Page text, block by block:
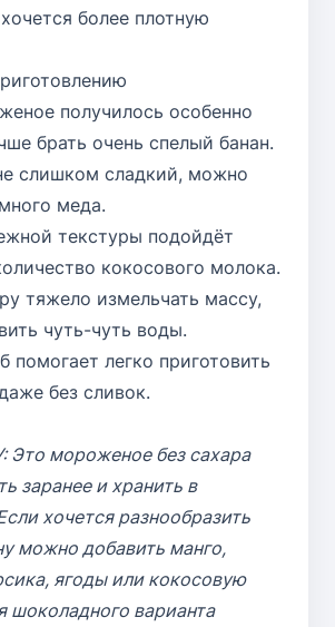
более плотную
получилось особенно
брать очень спелый банан.
слишком сладкий, можно
меда.
текстуры подойдёт
кокосового молока.
тяжело измельчать массу,
чуть-чуть воды.
помогает легко приготовить
без сливок.
мороженое без сахара
заранее и хранить в
хочется разнообразить
можно добавить манго,
ягоды или кокосовую
шоколадного варианта